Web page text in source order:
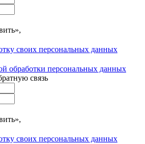
своих персональных данных
обработки персональных данных
связь
своих персональных данных